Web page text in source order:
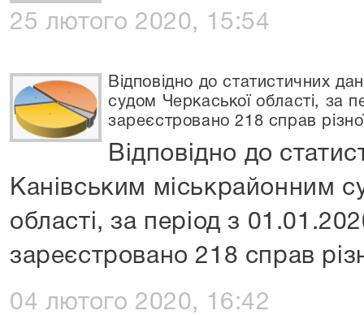
25 лютого 2020, 15:54
Відповідно до статистичних
судом Черкаської області, за
зареєстровано 218 справ різної
Відповідно до
Канівським міськрайонним
області, за період з
зареєстровано 218 справ
04 лютого 2020, 16:42